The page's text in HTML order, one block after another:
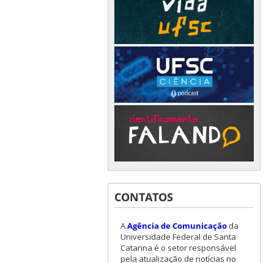
CONTATOS
AAgência de Comunicaçãoda
Universidade Federal de Santa
Catarina é o setor responsável
pela atualização de notícias no